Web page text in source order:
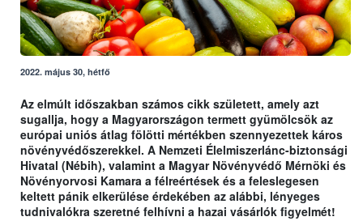
2022. május 30, hétfő
Az elmúlt időszakban számos cikk született, amely azt
sugallja, hogy a Magyarországon termett gyümölcsök az
európai uniós átlag fölötti mértékben szennyezettek káros
növényvédőszerekkel. A Nemzeti Élelmiszerlánc-biztonsági
Hivatal (Nébih), valamint a Magyar Növényvédő Mérnöki és
Növényorvosi Kamara a félreértések és a feleslegesen
keltett pánik elkerülése érdekében az alábbi, lényeges
tudnivalókra szeretné felhívni a hazai vásárlók figyelmét!